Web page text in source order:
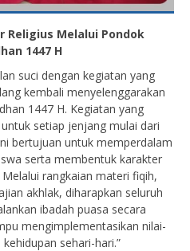
Religius Melalui Pondok
1447 H
suci dengan kegiatan yang
kembali menyelenggarakan
1447 H. Kegiatan yang
setiap jenjang mulai dari
bertujuan untuk memperdalam
serta membentuk karakter
rangkaian materi fiqih,
akhlak, diharapkan seluruh
ibadah puasa secara
mengimplementasikan nilai-
sehari-hari.”